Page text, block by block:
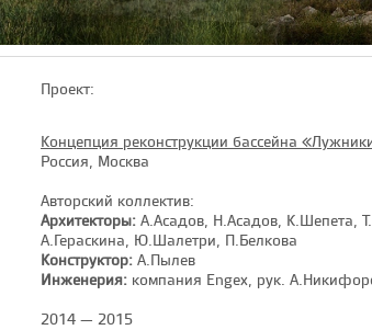
Проект:
Концепция реконструкции бассейна
Россия, Москва
Авторский коллектив:
Архитекторы: А.Асадов, Н.Асадов, К.Шепета,
А.Гераскина, Ю.Шалетри, П.Белкова
Конструктор: А.Пылев
Инженерия: компания Engex, рук.
2014 — 2015